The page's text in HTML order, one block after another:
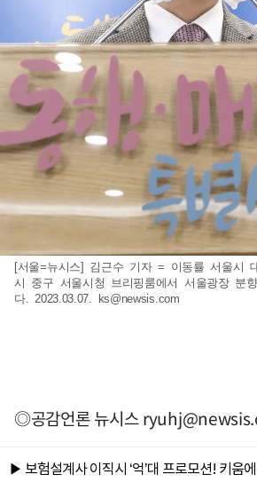
[서울=뉴시스] 김근수 기자 = 이동률 서울시
시 중구 서울시청 브리핑룸에서 서울광장 분
다. 2023.03.07.
ks@newsis.com
◎공감언론 뉴시스